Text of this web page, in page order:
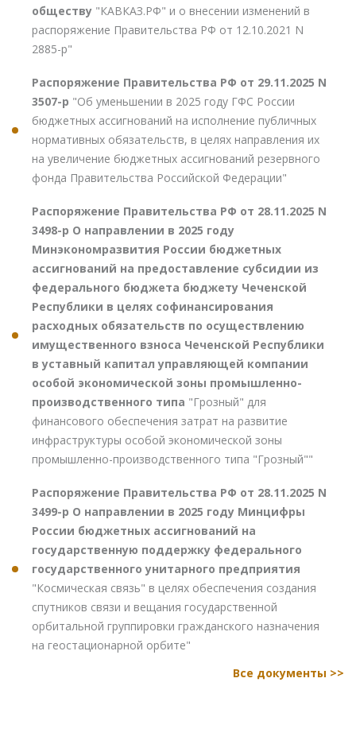
обществу "КАВКАЗ.РФ" и о внесении изменений в
распоряжение Правительства РФ от 12.10.2021 N
2885-р"
Распоряжение Правительства РФ от 29.11.2025 N
3507-р "Об уменьшении в 2025 году ГФС России
бюджетных ассигнований на исполнение публичных
нормативных обязательств, в целях направления их
на увеличение бюджетных ассигнований резервного
фонда Правительства Российской Федерации"
Распоряжение Правительства РФ от 28.11.2025 N
3498-р О направлении в 2025 году
Минэкономразвития России бюджетных
ассигнований на предоставление субсидии из
федерального бюджета бюджету Чеченской
Республики в целях софинансирования
расходных обязательств по осуществлению
имущественного взноса Чеченской Республики
в уставный капитал управляющей компании
особой экономической зоны промышленно-
производственного типа "Грозный" для
финансового обеспечения затрат на развитие
инфраструктуры особой экономической зоны
промышленно-производственного типа "Грозный""
Распоряжение Правительства РФ от 28.11.2025 N
3499-р О направлении в 2025 году Минцифры
России бюджетных ассигнований на
государственную поддержку федерального
государственного унитарного предприятия
"Космическая связь" в целях обеспечения создания
спутников связи и вещания государственной
орбитальной группировки гражданского назначения
на геостационарной орбите"
Все документы >>